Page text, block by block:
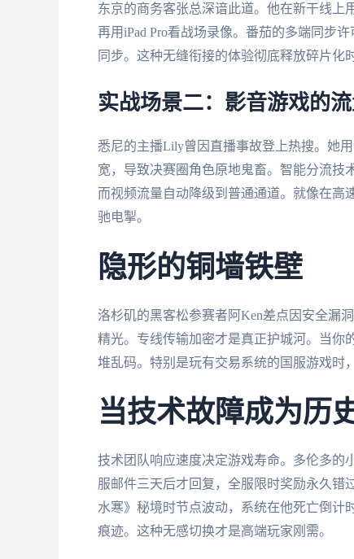
东京的商务客张总深谙此道。他在新干线上
再用iPad Pro看战场录像。番茄的多端同步
同步。这种无缝衔接的体验彻底释放碎片化
实战场景二：影音游戏的
悉尼的主播Lily曾因直播事故登上热搜。她
宽，导致决赛圈角色原地鬼畜。智能分流
而视频流量自动降级到普通通道。就像在高
驰电掣。
隐形的铜墙铁壁
洛杉矶的黑客松参赛者阿Ken差点因安全漏
精光。专线传输加密才是真正护城河。当你
堆乱码。特别是玩有交易系统的国服游戏时
当技术故障成为历
技术团队响应速度决定游戏寿命。多伦多的
服邮件三天后才回复，全服限时奖励永久错
水寒》秘境时节点波动，系统在他死亡倒计
痕迹。这种无感切换才是高端玩家刚需。